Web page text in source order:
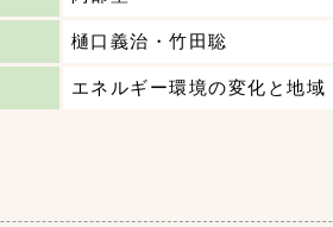
樋口義治・竹田聡
エネルギー環境の変化と地域